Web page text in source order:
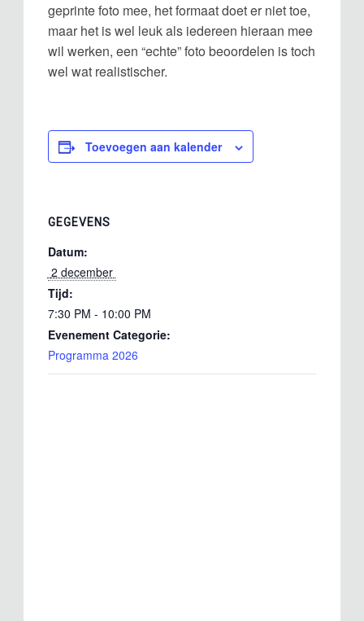
geprinte foto mee, het formaat doet er niet toe,
maar het is wel leuk als iedereen hieraan mee
wil werken, een “echte” foto beoordelen is toch
wel wat realistischer.
Toevoegen aan kalender
GEGEVENS
Datum:
2 december
Tijd:
7:30 PM - 10:00 PM
Evenement Categorie:
Programma 2026